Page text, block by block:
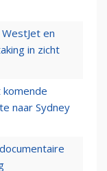
en
in zicht
komende
naar Sydney